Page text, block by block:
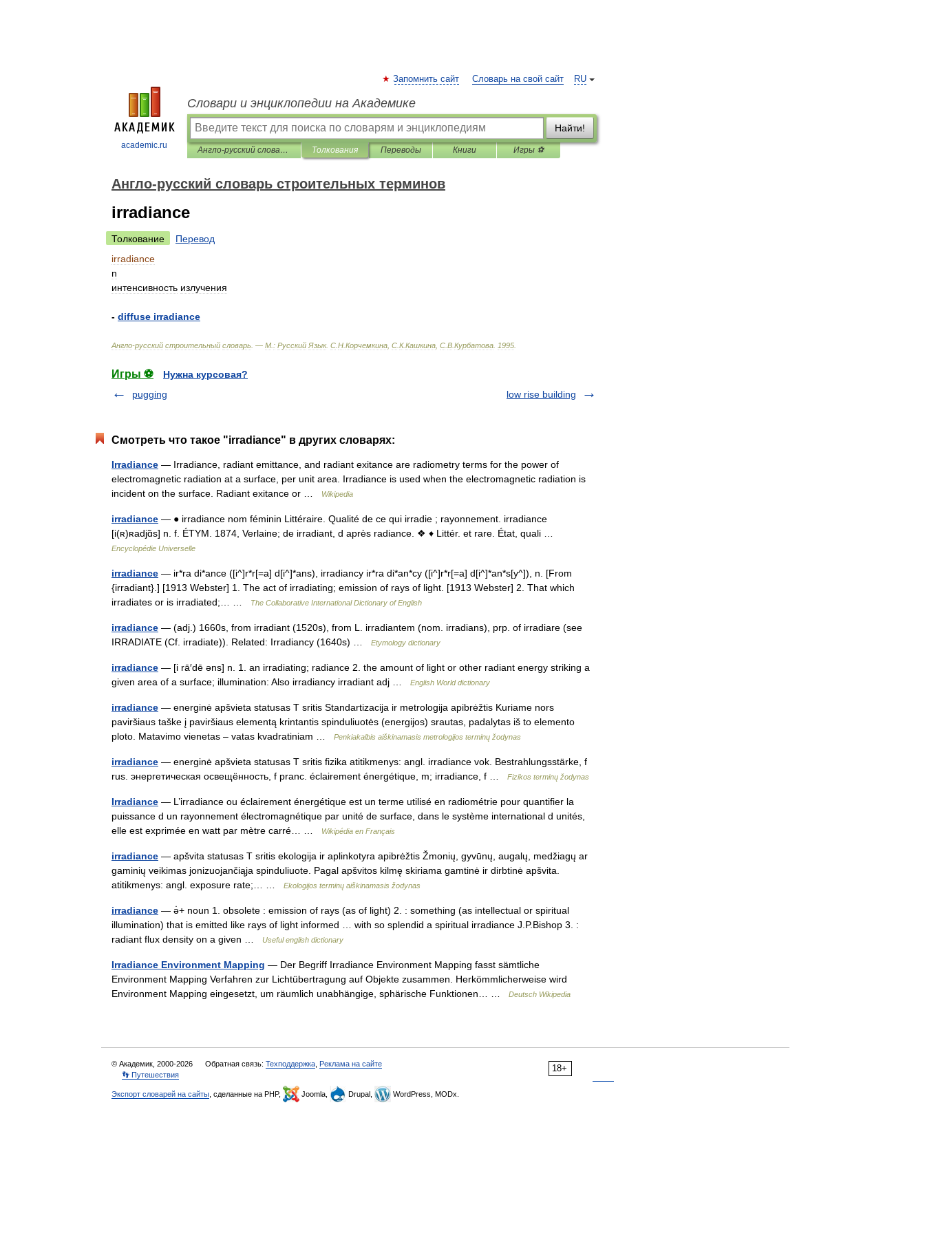
academic.ru
RU
Запомнить сайт Словарь на свой сайт
Словари и энциклопедии на Академике
Найти!
Англо-русский словарь строительных терминов Толкования Переводы Книги Игры ⚽
Англо-русский словарь строительных терминов
irradiance
Толкование
Перевод
irradiance
n
интенсивность излучения
- diffuse irradiance
Англо-русский строительный словарь . — М : Русский Язык. С Н Корчемкина С К.Кашкина С В Курбатова 1995
Игры ⚽
Нужна курсовая?
pugging
low rise building
Смотреть что такое "irradiance" в других словарях:
Irradiance — Irradiance, radiant emittance, and radiant exitance are radiometry terms for the power of
electromagnetic radiation at a surface, per unit area. Irradiance is used when the electromagnetic radiation is
incident on the surface. Radiant exitance or …
Wikipedia
irradiance — ● irradiance nom féminin Littéraire. Qualité de ce qui irradie ; rayonnement. irradiance
[i(ʀ)ʀadjɑ̃s] n. f. ÉTYM. 1874, Verlaine; de irradiant, d après radiance. ❖ ♦ Littér. et rare. État, quali …
Encyclopédie Universelle
irradiance — ir*ra di*ance ([i^]r*r[=a] d[i^]*ans), irradiancy ir*ra di*an*cy ([i^]r*r[=a] d[i^]*an*s[y^]), n. [From
{irradiant}.] [1913 Webster] 1. The act of irradiating; emission of rays of light. [1913 Webster] 2. That which
irradiates or is irradiated;… …
The Collaborative International Dictionary of English
irradiance — (adj.) 1660s, from irradiant (1520s), from L. irradiantem (nom. irradians), prp. of irradiare (see
IRRADIATE (Cf. irradiate)). Related: Irradiancy (1640s) …
Etymology dictionary
irradiance — [i rā′dē əns] n. 1. an irradiating; radiance 2. the amount of light or other radiant energy striking a
given area of a surface; illumination: Also irradiancy irradiant adj …
English World dictionary
irradiance — energinė apšvieta statusas T sritis Standartizacija ir metrologija apibrėžtis Kuriame nors
paviršiaus taške į paviršiaus elementą krintantis spinduliuotės (energijos) srautas, padalytas iš to elemento
ploto. Matavimo vienetas – vatas kvadratiniam …
Penkiakalbis aiškinamasis metrologijos terminų žodynas
irradiance — energinė apšvieta statusas T sritis fizika atitikmenys: angl. irradiance vok. Bestrahlungsstärke, f
rus. энергетическая освещённость, f pranc. éclairement énergétique, m; irradiance, f …
Fizikos terminų žodynas
Irradiance — L’irradiance ou éclairement énergétique est un terme utilisé en radiométrie pour quantifier la
puissance d un rayonnement électromagnétique par unité de surface, dans le système international d unités,
elle est exprimée en watt par mètre carré… …
Wikipédia en Français
irradiance — apšvita statusas T sritis ekologija ir aplinkotyra apibrėžtis Žmonių, gyvūnų, augalų, medžiagų ar
gaminių veikimas jonizuojančiąja spinduliuote. Pagal apšvitos kilmę skiriama gamtinė ir dirbtinė apšvita.
atitikmenys: angl. exposure rate;… …
Ekologijos terminų aiškinamasis žodynas
irradiance — ə̇+ noun 1. obsolete : emission of rays (as of light) 2. : something (as intellectual or spiritual
illumination) that is emitted like rays of light informed … with so splendid a spiritual irradiance J.P.Bishop 3. :
radiant flux density on a given …
Useful english dictionary
Irradiance Environment Mapping — Der Begriff Irradiance Environment Mapping fasst sämtliche
Environment Mapping Verfahren zur Lichtübertragung auf Objekte zusammen. Herkömmlicherweise wird
Environment Mapping eingesetzt, um räumlich unabhängige, sphärische Funktionen… …
Deutsch Wikipedia
18+
© Академик, 2000-2026 Обратная связь: Техподдержка Реклама на сайте
👣 Путешествия
Экспорт словарей на сайты , сделанные на PHP, Joomla, Drupal, WordPress, MODx.